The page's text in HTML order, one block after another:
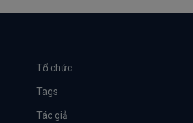
Tổ chức
Tags
Tác giả